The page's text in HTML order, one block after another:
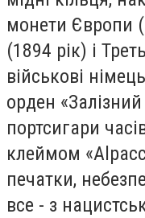
монети Європи
(1894 рік) і
військові
орден
портсигари
клеймом
печатки,
все - з